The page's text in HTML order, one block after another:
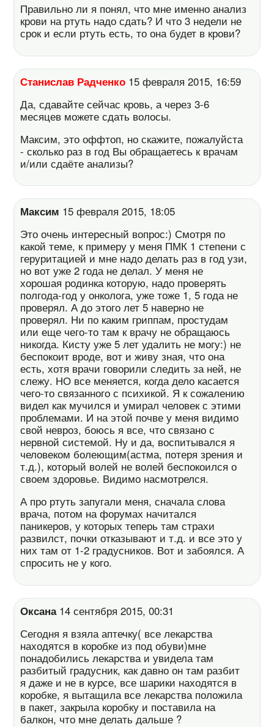
Правильно ли я понял, что мне именно анализ
крови на ртуть надо сдать? И что 3 недели не
срок и если ртуть есть, то она будет в крови?
Станислав Радченко 15 февраля 2015, 16:59
Да, сдавайте сейчас кровь, а через 3-6
месяцев можете сдать волосы.
Максим, это оффтоп, но скажите, пожалуйста
- сколько раз в год Вы обращаетесь к врачам
и/или сдаёте анализы?
Максим 15 февраля 2015, 18:05
Это очень интересный вопрос:) Смотря по
какой теме, к примеру у меня ПМК 1 степени с
геруритацией и мне надо делать раз в год узи,
но вот уже 2 года не делал. У меня не
хорошая родинка которую, надо проверять
полгода-год у онколога, уже тоже 1, 5 года не
проверял. А до этого лет 5 наверно не
проверял. Ни по каким гриппам, простудам
или еще чего-то там к врачу не обращаюсь
никогда. Кисту уже 5 лет удалить не могу:) не
беспокоит вроде, вот и живу зная, что она
есть, хотя врачи говорили следить за ней, не
слежу. НО все меняется, когда дело касается
чего-то связанного с психикой. Я к сожалению
видел как мучился и умирал человек с этими
проблемами. И на этой почве у меня видимо
свой невроз, боюсь я все, что связано с
нервной системой. Ну и да, воспитывался я
человеком болеющим(астма, потеря зрения и
т.д.), который волей не волей беспокоился о
своем здоровье. Видимо насмотрелся.
А про ртуть запугали меня, сначала слова
врача, потом на форумах начитался
паникеров, у которых теперь там страхи
развилст, почки отказывают и т.д. и все это у
них там от 1-2 градусников. Вот и забоялся. А
спросить не у кого.
Оксана14 сентября 2015, 00:31
Сегодня я взяла аптечку( все лекарства
находятся в коробке из под обуви)мне
понадобились лекарства и увидела там
разбитый градусник, как давно он там разбит
я даже и не в курсе, все шарики находятся в
коробке, я вытащила все лекарства положила
в пакет, закрыла коробку и поставила на
балкон, что мне делать дальше ?